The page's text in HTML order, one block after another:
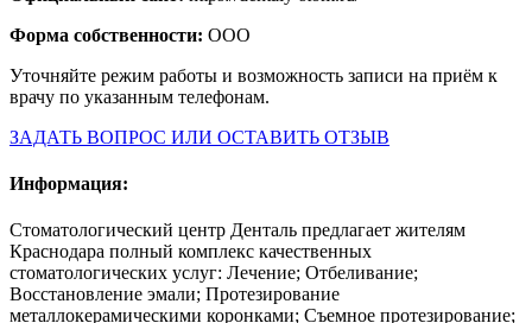
Форма собственности: ООО
Уточняйте режим работы и возможность записи на приём к
врачу по указанным телефонам.
ЗАДАТЬ ВОПРОС ИЛИ ОСТАВИТЬ ОТЗЫВ
Информация:
Стоматологический центр Денталь предлагает жителям
Краснодара полный комплекс качественных
стоматологических услуг: Лечение; Отбеливание;
Восстановление эмали; Протезирование
металлокерамическими коронками; Съемное протезирование;